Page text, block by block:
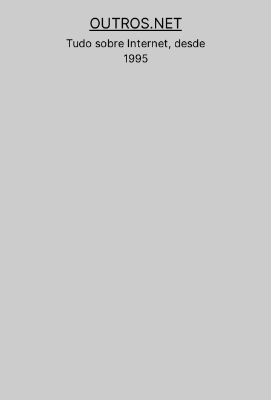
OUTROS.NET
Tudo sobre Internet, desde
1995